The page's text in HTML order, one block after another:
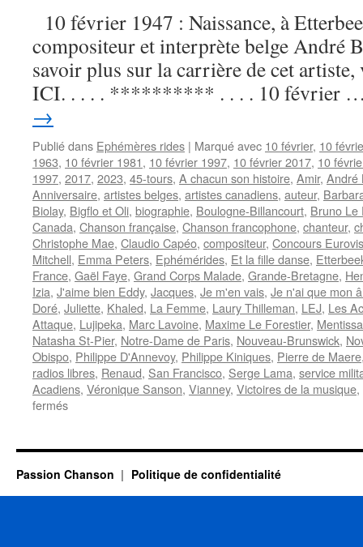
10 février 1947 : Naissance, à
compositeur et interprète belge André
savoir plus sur la carrière de cet
ICI. . . . . ********** . . . . 10 février
→
Publié dans Ephémères rides | Marqué avec 10 février, 10
1963, 10 février 1981, 10 février 1997, 10 février 2017, 10
1997, 2017, 2023, 45-tours, A chacun son histoire, Amir, André
Anniversaire, artistes belges, artistes canadiens, auteur,
Biolay, Bigflo et Oli, biographie, Boulogne-Billancourt, Bruno Le
Canada, Chanson française, Chanson francophone, chanteur,
Christophe Mae, Claudio Capéo, compositeur, Concours
Mitchell, Emma Peters, Ephémérides, Et la fille danse,
France, Gaël Faye, Grand Corps Malade, Grande-Bretagne,
Izia, J'aime bien Eddy, Jacques, Je m'en vais, Je n'ai que mon
Doré, Juliette, Khaled, La Femme, Laury Thilleman, LEJ, Les
Attaque, Lujipeka, Marc Lavoine, Maxime Le Forestier, Mentissa
Natasha St-Pier, Notre-Dame de Paris, Nouveau-Brunswick,
Obispo, Philippe D'Annevoy, Philippe Kiniques, Pierre de Maere
radios libres, Renaud, San Francisco, Serge Lama, service
Acadiens, Véronique Sanson, Vianney, Victoires de la musique,
ferméssur
Passion Chanson Politique de confidentialité